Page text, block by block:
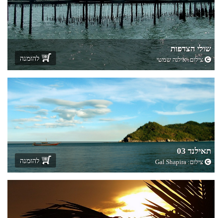
שולי הצדפות
צילום:אילנה שמשי להזמנה
תאילנד 03
צילום:Gal Shapira להזמנה